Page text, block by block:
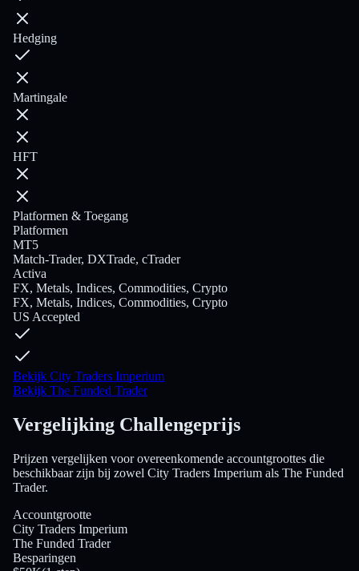
Hedging
Martingale
HFT
Platformen & Toegang
Platformen
MT5
Match-Trader, DXTrade, cTrader
Activa
FX, Metals, Indices, Commodities, Crypto
FX, Metals, Indices, Commodities, Crypto
US Accepted
Bekijk City Traders Imperium
Bekijk The Funded Trader
Vergelijking Challengeprijs
Prijzen vergelijken voor overeenkomende accountgroottes die
beschikbaar zijn bij zowel City Traders Imperium als The Funded
Trader.
Accountgrootte
City Traders Imperium
The Funded Trader
Besparingen